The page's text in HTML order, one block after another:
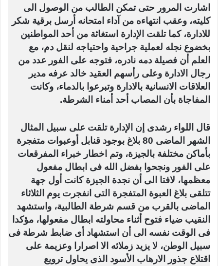
اشارت المرور حتى تمكن الطالب من الوصول الى
كليته، وعقب انتهاءه من آداء امتحانه أرسل برقية شكر
للادارة، كما تلقت الإدارة استغاثة من أحد المواطنين
بخضوع نجله لعملية جراحية واحتياجه لنقل دم، مع
العلم أن فصيلة دمه نادره، فتوجه على الفور عدد من
رجال الادارة وعلى رأسهم العقيد خالد عرفه مدير
العلاقات الانسانية بالادارة وتبرعوا بالدماء، وكانت
المفاجاة بأن المصاب أحد أمناء الشرطة.
قال اللواء رشدى إن الإدارة تلقت على سبيل المثال
الشهر الماضى 80 بلاغ بوجود قنابل أوعبوات متفجرة
بأماكن مختلفة بالجيزة، وتم اخطار خبراء المفرقعات
على الفور ونجحوا بفضل الله فى ابطال مفعول
معظمها، لافتا الى أن نجدة الجيزة كانت أول جهة
تتلقى بلاغ العبوة المتفجرة التى انفجرت يوم الثلاثاء
الماضى بالقرب من قسم شرطة الطالبية، واستشهد
النقيب ضياء فتوح أثناء محاولته ابطال مفعولها، مؤكدا
فى الوقت نفسه الى أن استشهاد أى ضابط شرطة فى
سبيل الوطن، لا يزيد زملائه الا اصرارا وعزيمة على
اقتلاع جذور الارهاب الأسود الذى يحاول ترويع